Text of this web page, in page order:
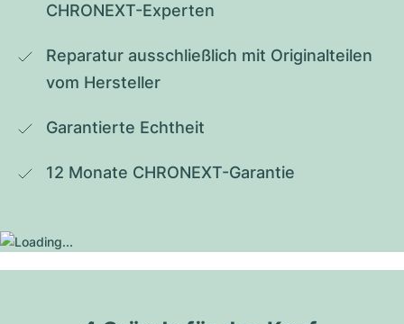
CHRONEXT-Experten
Reparatur ausschließlich mit Originalteilen
vom Hersteller
Garantierte Echtheit
12 Monate CHRONEXT-Garantie